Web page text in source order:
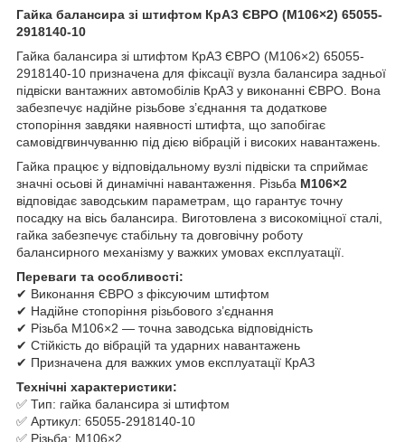
Гайка балансира зі штифтом КрАЗ ЄВРО (М106×2) 65055-
2918140-10
Гайка балансира зі штифтом КрАЗ ЄВРО (М106×2) 65055-
2918140-10 призначена для фіксації вузла балансира задньої
підвіски вантажних автомобілів КрАЗ у виконанні ЄВРО. Вона
забезпечує надійне різьбове з’єднання та додаткове
стопоріння завдяки наявності штифта, що запобігає
самовідгвинчуванню під дією вібрацій і високих навантажень.
Гайка працює у відповідальному вузлі підвіски та сприймає
значні осьові й динамічні навантаження. Різьба М106×2
відповідає заводським параметрам, що гарантує точну
посадку на вісь балансира. Виготовлена з високоміцної сталі,
гайка забезпечує стабільну та довговічну роботу
балансирного механізму у важких умовах експлуатації.
Переваги та особливості:
✔ Виконання ЄВРО з фіксуючим штифтом
✔ Надійне стопоріння різьбового з’єднання
✔ Різьба М106×2 — точна заводська відповідність
✔ Стійкість до вібрацій та ударних навантажень
✔ Призначена для важких умов експлуатації КрАЗ
Технічні характеристики:
✅ Тип: гайка балансира зі штифтом
✅ Артикул: 65055-2918140-10
✅ Різьба: М106×2